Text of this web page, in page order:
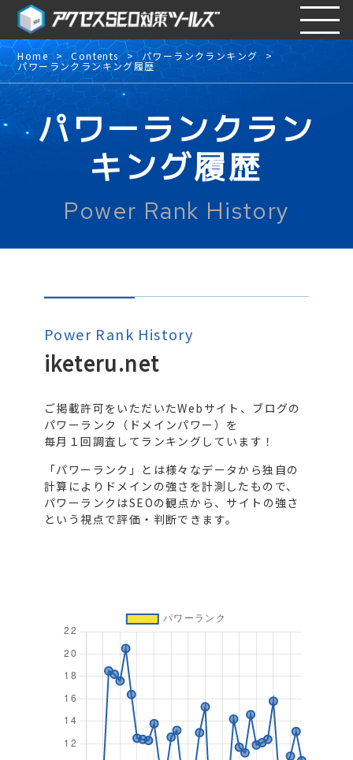
Home Contents パワーランクランキング
パワーランクランキング履歴
パワーランクラン
キング履歴
Power Rank History
Power Rank History
iketeru.net
ご掲載許可をいただいたWebサイト、ブログの
パワーランク（ドメインパワー）を
毎月１回調査してランキングしています！
「パワーランク」とは様々なデータから独自の
計算によりドメインの強さを計測したもので、
パワーランクはSEOの観点から、サイトの強さ
という視点で評価・判断できます。